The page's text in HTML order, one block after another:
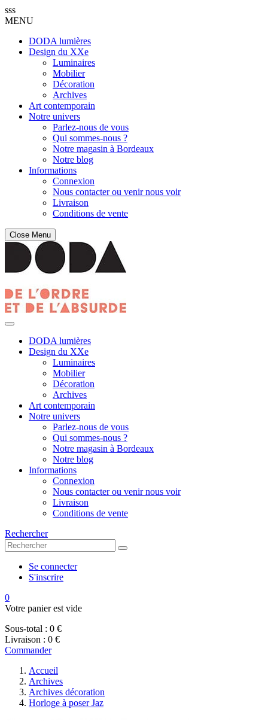
sss
MENU
DODA lumières
Design du XXe
Luminaires
Mobilier
Décoration
Archives
Art contemporain
Notre univers
Parlez-nous de vous
Qui sommes-nous ?
Notre magasin à Bordeaux
Notre blog
Informations
Connexion
Nous contacter ou venir nous voir
Livraison
Conditions de vente
Close Menu
DODA lumières
Design du XXe
Luminaires
Mobilier
Décoration
Archives
Art contemporain
Notre univers
Parlez-nous de vous
Qui sommes-nous ?
Notre magasin à Bordeaux
Notre blog
Informations
Connexion
Nous contacter ou venir nous voir
Livraison
Conditions de vente
Rechercher
Se connecter
S'inscrire
0
Votre panier est vide
Sous-total : 0 €
Livraison : 0 €
Commander
Accueil
Archives
Archives décoration
Horloge à poser Jaz